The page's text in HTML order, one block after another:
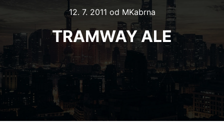
12. 7. 2011 od MKabrna
TRAMWAY ALE